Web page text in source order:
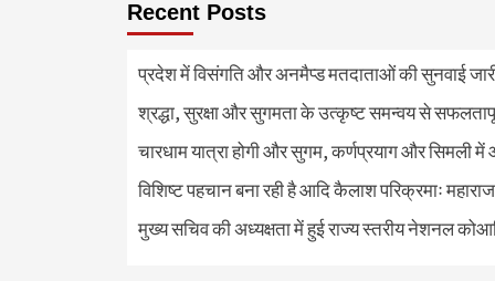
Recent Posts
प्रदेश में विसंगति और अनमैप्ड मतदाताओं की सुनवाई
श्रद्धा, सुरक्षा और सुगमता के उत्कृष्ट समन्वय से
चारधाम यात्रा होगी और सुगम, कर्णप्रयाग और सिमली
विशिष्ट पहचान बना रही है आदि कैलाश परिक्रमाः महाराज
मुख्य सचिव की अध्यक्षता में हुई राज्य स्तरीय नेशनल